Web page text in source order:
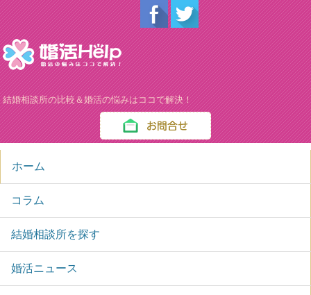
結婚相談所の比較＆婚活の悩みはココで解決！
ホーム
コラム
結婚相談所を探す
婚活ニュース